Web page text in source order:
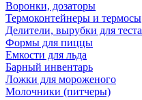
Воронки, дозаторы
Термоконтейнеры и термосы
Делители, вырубки для теста
Формы для пиццы
Емкости для льда
Барный инвентарь
Ложки для мороженого
Молочники (питчеры)